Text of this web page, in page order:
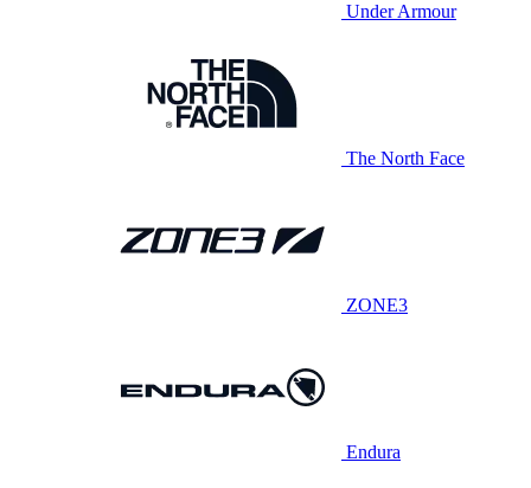
Under Armour
The North Face
ZONE3
Endura